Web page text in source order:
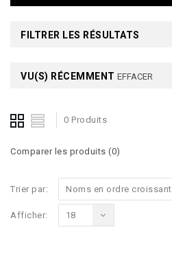
FILTRER LES RÉSULTATS
VU(S) RÉCEMMENT EFFACER
0 Produits
Comparer les produits (0)
Trier par: Noms en ordre croissant
Afficher: 18